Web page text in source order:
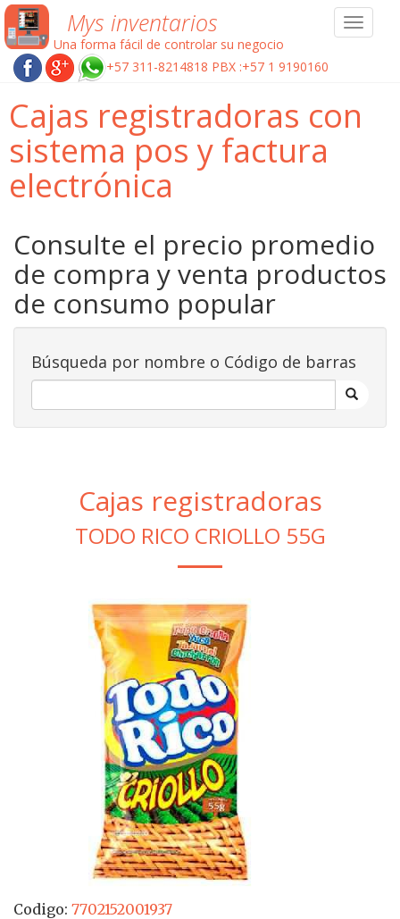
Toggle
Mys inventarios
Una forma fácil de controlar su negocio
+57 311-8214818 PBX :+57 1 9190160
Cajas registradoras con
sistema pos y factura
electrónica
Consulte el precio promedio
de compra y venta productos
de consumo popular
Búsqueda por nombre o Código de barras
Cajas registradoras
TODO RICO CRIOLLO 55G
Codigo: 7702152001937